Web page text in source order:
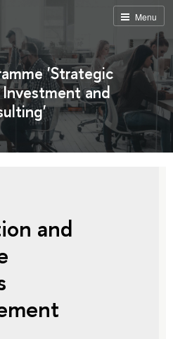
Menu
'Strategic
and
and